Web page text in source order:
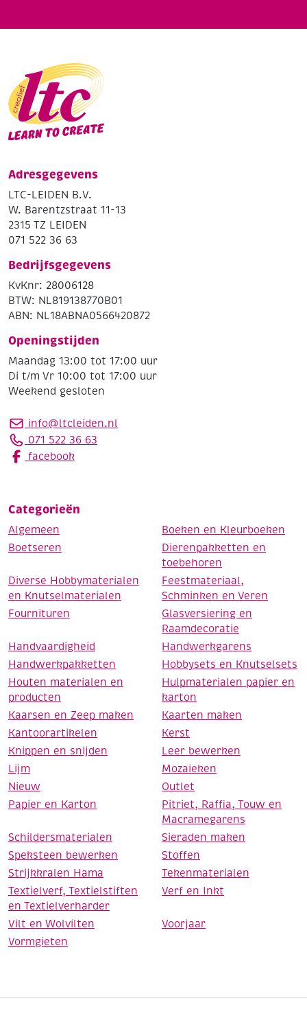
Adresgegevens
LTC-LEIDEN B.V.
W. Barentzstraat 11-13
2315 TZ LEIDEN
071 522 36 63
Bedrijfsgegevens
KvKnr: 28006128
BTW: NL819138770B01
ABN: NL18ABNA0566420872
Openingstijden
Maandag 13:00 tot 17:00 uur
Di t/m Vr 10:00 tot 17:00 uur
Weekend gesloten
info@ltcleiden.nl
071 522 36 63
facebook
Categorieën
Algemeen
Boeken en Kleurboeken
Boetseren
Dierenpakketten en
toebehoren
Diverse Hobbymaterialen
en Knutselmaterialen
Feestmateriaal,
Schminken en Veren
Fournituren
Glasversiering en
Raamdecoratie
Handvaardigheid
Handwerkgarens
Handwerkpakketten
Hobbysets en Knutselsets
Houten materialen en
producten
Hulpmaterialen papier en
karton
Kaarsen en Zeep maken
Kaarten maken
Kantoorartikelen
Kerst
Knippen en snijden
Leer bewerken
Lijm
Mozaieken
Nieuw
Outlet
Papier en Karton
Pitriet, Raffia, Touw en
Macramegarens
Schildersmaterialen
Sieraden maken
Speksteen bewerken
Stoffen
Strijkkralen Hama
Tekenmaterialen
Textielverf, Textielstiften
en Textielverharder
Verf en Inkt
Vilt en Wolvilten
Voorjaar
Vormgieten